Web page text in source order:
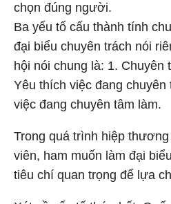
chọn đúng người.
Ba yếu tố cấu thành tính
đại biểu chuyên trách nói
hội nói chung là: 1. Chuyên
Yêu thích việc đang chuyên
việc đang chuyên tâm làm.
Trong quá trình hiệp
viên, ham muốn làm đại
tiêu chí quan trọng để lựa